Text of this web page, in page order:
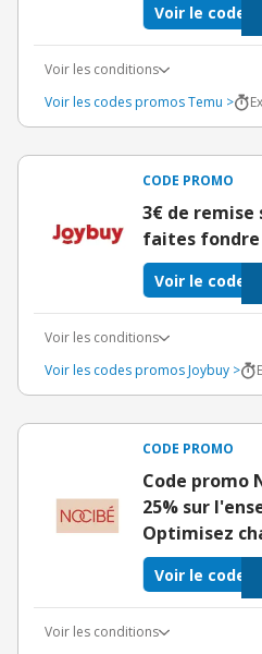
Voir le code
Voir les conditions
Voir les codes promos Temu >
CODE PROMO
3€ de remise
faites fondre
Voir le code
Voir les conditions
Voir les codes promos Joybuy >
CODE PROMO
Code promo
25% sur
Optimisez
Voir le code
Voir les conditions